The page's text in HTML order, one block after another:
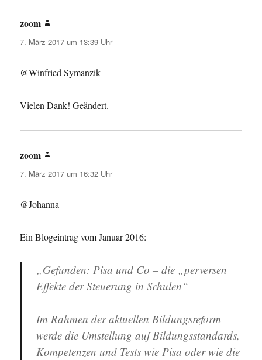
zoom
7. März 2017 um 13:39 Uhr
@Winfried Symanzik
Vielen Dank! Geändert.
zoom
7. März 2017 um 16:32 Uhr
@Johanna
Ein Blogeintrag vom Januar 2016:
„Gefunden: Pisa und Co – die „perversen
Effekte der Steuerung in Schulen“
Im Rahmen der aktuellen Bildungsreform
werde die Umstellung auf Bildungsstandards,
Kompetenzen und Tests wie Pisa oder wie die